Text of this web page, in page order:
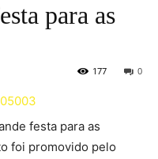
para as
0
177
festa para as
foi promovido pelo